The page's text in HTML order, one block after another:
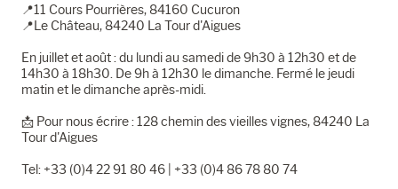
📍11 Cours Pourrières, 84160 Cucuron
📍Le Château, 84240 La Tour d'Aigues
En juillet et août : du lundi au samedi de 9h30 à 12h30 et de
14h30 à 18h30. De 9h à 12h30 le dimanche. Fermé le jeudi
matin et le dimanche après-midi.
📩​ Pour nous écrire : 128 chemin des vieilles vignes, 84240 La
Tour d'Aigues
Tel: +33 (0)4 22 91 80 46 | +33 (0)4 86 78 80 74